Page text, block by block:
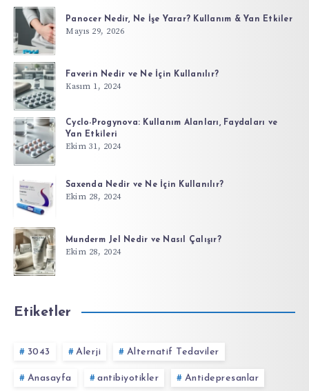
Panocer Nedir, Ne İşe Yarar? Kullanım & Yan Etkiler
Mayıs 29, 2026
Faverin Nedir ve Ne İçin Kullanılır?
Kasım 1, 2024
Cyclo-Progynova: Kullanım Alanları, Faydaları ve
Yan Etkileri
Ekim 31, 2024
Saxenda Nedir ve Ne İçin Kullanılır?
Ekim 28, 2024
Munderm Jel Nedir ve Nasıl Çalışır?
Ekim 28, 2024
Etiketler
3043 Alerji Alternatif Tedaviler
Anasayfa antibiyotikler Antidepresanlar